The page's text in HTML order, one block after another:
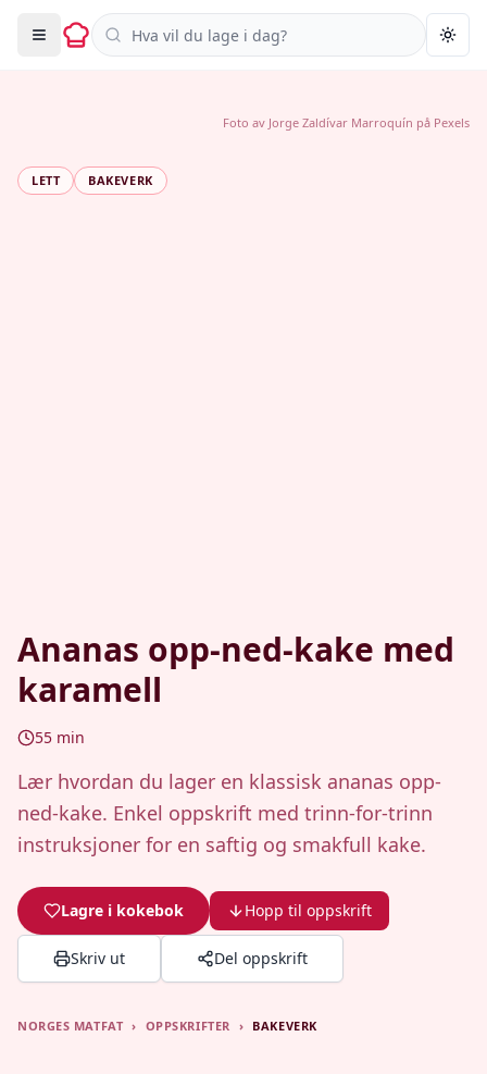
Søk i oppskrifter
LETT BAKEVERK
Ananas opp-ned-kake med
karamell
55 min
Lær hvordan du lager en klassisk ananas opp-
ned-kake. Enkel oppskrift med trinn-for-trinn
instruksjoner for en saftig og smakfull kake.
Lagre i kokebok Hopp til oppskrift
Skriv ut Del oppskrift
Foto av Jorge Zaldívar Marroquín på Pexels
NORGES MATFAT › OPPSKRIFTER › BAKEVERK